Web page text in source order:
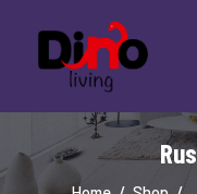
HOME
LAMINAAT